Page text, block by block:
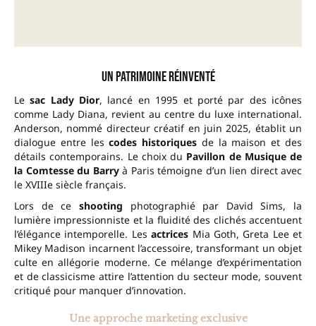
Un patrimoine réinventé
Lesac Lady Dior, lancé en 1995 et porté par des icônes
comme Lady Diana, revient au centre du luxe international.
Anderson, nommé directeur créatif en juin 2025, établit un
dialogue entre lescodes historiques de la maison et des
détails contemporains. Le choix du Pavillon de Musique de
la Comtesse du Barryà Paris témoigne d’un lien direct avec
le XVIIIe siècle français.
Lors de ce shooting photographié par David Sims, la
lumière impressionniste et la fluidité des clichés accentuent
l’élégance intemporelle. Lesactrices Mia Goth, Greta Lee et
Mikey Madison incarnent l’accessoire, transformant un objet
culte en allégorie moderne. Ce mélange d’expérimentation
et de classicisme attire l’attention du secteur mode, souvent
critiqué pour manquer d’innovation.
Une approche marketing exclusive